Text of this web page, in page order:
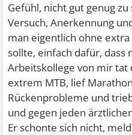
Gefühl, nicht gut genug
Versuch, Anerkennung
man eigentlich ohne
sollte, einfach dafür, dass
Arbeitskollege von mir tat
extrem MTB, lief
Rückenprobleme und
und gegen jeden
Er schonte sich nicht,